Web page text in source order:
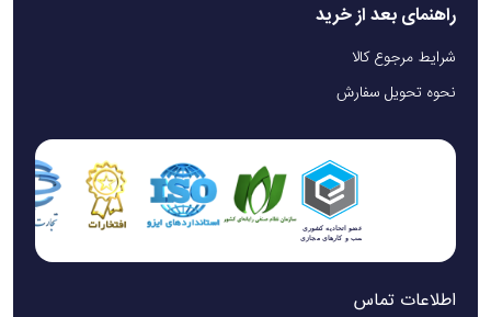
راهنمای بعد از خرید
شرایط مرجوع کالا
نحوه تحویل سفارش
اطلاعات تماس